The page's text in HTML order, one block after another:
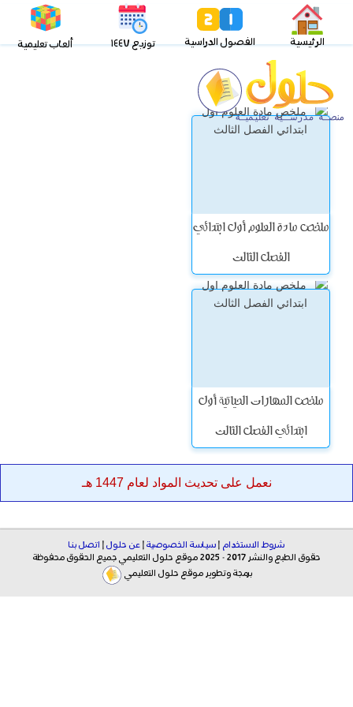
الرئيسية الفصول الدراسية توزيع ١٤٤٧ ألعاب تعليمية
ملخص مادة العلوم أول ابتدائي
الفصل الثالث
ملخص المهارات الحياتية أول
ابتدائي الفصل الثالث
نعمل على تحديث المواد لعام 1447 هـ
شروط الاستخدام | سياسة الخصوصية | عن حلول | اتصل بنا
حقوق الطبع والنشر 2017 - 2025 موقع حلول التعليمي جميع الحقوق محفوظة
برمجة وتطوير موقع حلول التعليمي